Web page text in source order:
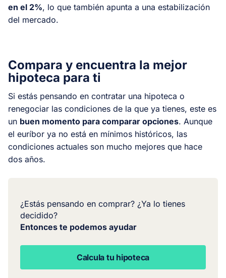
en el 2%, lo que también apunta a una estabilización
del mercado.
Compara y encuentra la mejor
hipoteca para ti
Si estás pensando en contratar una hipoteca o
renegociar las condiciones de la que ya tienes, este es
un buen momento para comparar opciones. Aunque
el euríbor ya no está en mínimos históricos, las
condiciones actuales son mucho mejores que hace
dos años.
¿Estás pensando en comprar? ¿Ya lo tienes
decidido?
Entonces te podemos ayudar
Calcula tu hipoteca